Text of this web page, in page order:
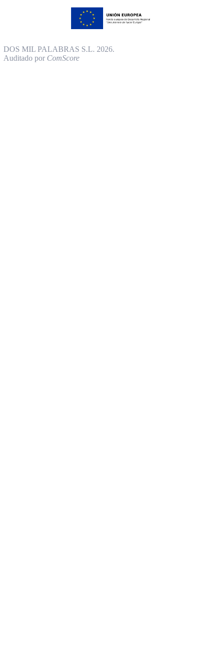
DOS MIL PALABRAS S.L. 2026.
Auditado por ComScore